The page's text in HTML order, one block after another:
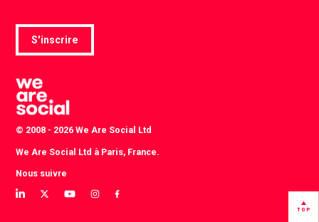
S'inscrire
© 2008 - 2026 We Are Social Ltd
We Are Social Ltd à Paris, France.
Nous suivre
View
View
View
View
View
TOP